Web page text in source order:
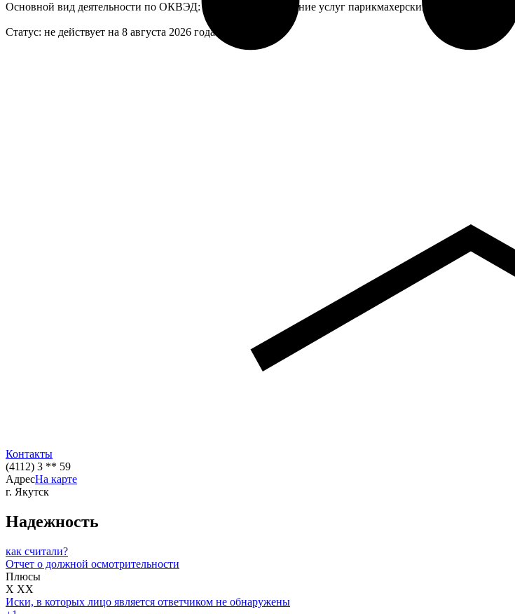
Основной вид деятельности по ОКВЭД: 96.02 - Предоставление услуг парикмахерскими и салонами
Статус: не действует на 8 августа 2026 года.
Контакты
(4112) 3 ** 59
АдресНа карте
г. Якутск
Надежность
как считали?
Отчет о должной осмотрительности
Плюсы
X XX
Иски, в которых лицо является ответчиком не обнаружены